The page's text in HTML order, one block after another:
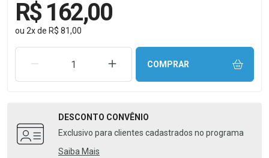
R$ 162,00
ou 2xde R$ 81,00
REMOVER UMA UNIDADEAUMENTAR UMA UNIDADE
COMPRAR
DESCONTO CONVÊNIO
Exclusivo para clientes cadastrados no programa
Saiba Mais